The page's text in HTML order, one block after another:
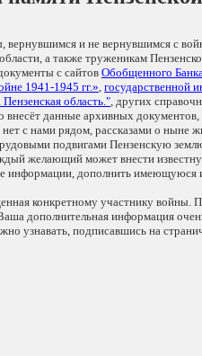
вернувшимся и не вернувшимся с
а также труженикам
с сайтовОбобщенного
1941-1945 гг.», государственной
область.", других
внесёт данные архивных
с нами рядом, рассказами о ныне
подвигами Пензенскую
желающий может внести
информации, дополнить
конкретному участнику
дополнительная информация
узнавать, подписавшись на